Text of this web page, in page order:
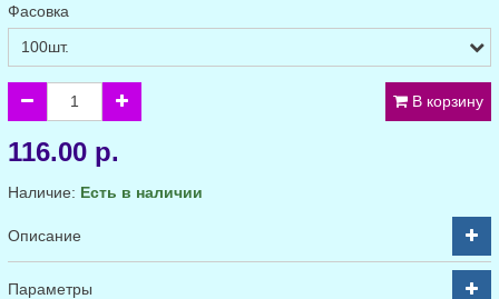
Фасовка
В корзину
116.00 р.
Наличие: Есть в наличии
Описание
Параметры